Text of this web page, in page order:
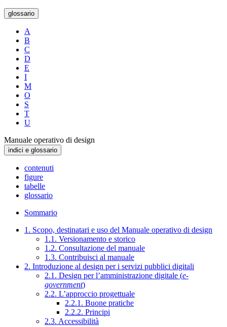
glossario
A
B
C
D
E
I
M
O
S
T
U
Manuale operativo di design
indici e glossario
contenuti
figure
tabelle
glossario
Sommario
1. Scopo, destinatari e uso del Manuale operativo di design
1.1. Versionamento e storico
1.2. Consultazione del manuale
1.3. Contribuisci al manuale
2. Introduzione al design per i servizi pubblici digitali
2.1. Design per l’amministrazione digitale (e-
government)
2.2. L’approccio progettuale
2.2.1. Buone pratiche
2.2.2. Principi
2.3. Accessibilità